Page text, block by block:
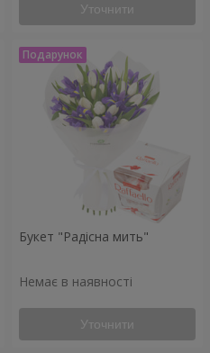
Уточнити
Букет "Радісна мить"
Немає в наявності
Уточнити